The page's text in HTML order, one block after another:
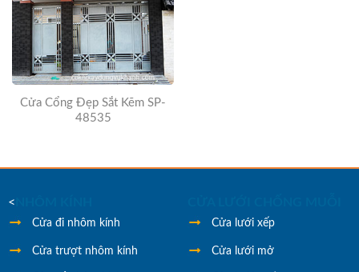
Cửa Cổng Đẹp Sắt Kẽm SP-
48535
<
Cửa đi nhôm kính
Cửa trượt nhôm kính
Cửa lưới xếp
Cửa lưới mở